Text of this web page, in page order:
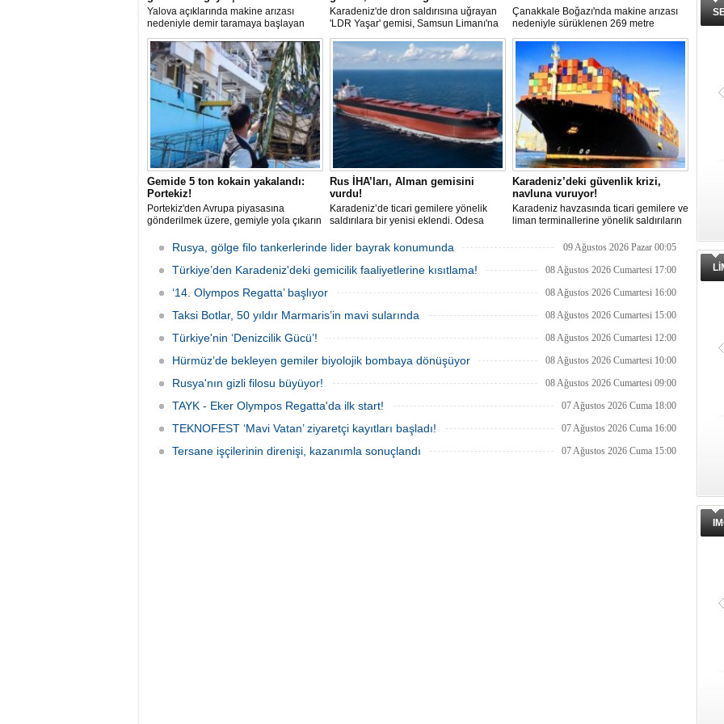
Yalova açıklarında makine arızası
nedeniyle demir taramaya başlayan
tanker, römorkör eşliğinde güvenli
şekilde demirleme sahasına alındı.
Karadeniz'de dron saldırısına uğrayan
'LDR Yaşar' gemisi, Samsun Limanı'na
güvenli bir şekilde ulaştı. Saldırıda can
kaybı yaşanmadı, ancak büyük çapta
maddi hasar oluştu.
Çanakkale Boğazı'nda makine arızası
nedeniyle sürüklenen 269 metre
uzunluğundaki 'REGAL 1' isimli tanker,
römorkörler yardımıyla Şevketiye Demir
Sahası'na çekilerek kurtarıldı.
Gemide 5 ton kokain yakalandı:
Portekiz!
Portekiz'den Avrupa piyasasına
gönderilmek üzere, gemiyle yola çıkarın
hava ve deniz kuvvetlerinin
operasyonuyla durduruldu. Operasyon
kapsamında, gemideki iki yabancı
gözaltına alındı.
Rus İHA’ları, Alman gemisini
vurdu!
Karadeniz’de ticari gemilere yönelik
saldırılara bir yenisi eklendi. Odesa
aldığı Alman işletmesindeki Emil
gemisinde yangın çıktı; teknik sistemler
durunca mürettebat tahliye edildi.
Karadeniz’deki güvenlik krizi,
navluna vuruyor!
Karadeniz havzasında ticari gemilere ve
liman terminallerine yönelik saldırıların
sekteye uğrattı. Risk artışıyla birlikte
bin doları aşarken, savaş sigortası
fiyatlarında yüzde 50’yi geçen
Rusya, gölge filo tankerlerinde lider bayrak konumunda 09 Ağustos 2026 Pazar 00:05
Türkiye’den Karadeniz'deki gemicilik faaliyetlerine kısıtlama! 08 Ağustos 2026 Cumartesi 17:00
‘14. Olympos Regatta’ başlıyor 08 Ağustos 2026 Cumartesi 16:00
Taksi Botlar, 50 yıldır Marmaris’in mavi sularında 08 Ağustos 2026 Cumartesi 15:00
Türkiye'nin ‘Denizcilik Gücü’! 08 Ağustos 2026 Cumartesi 12:00
Hürmüz’de bekleyen gemiler biyolojik bombaya dönüşüyor 08 Ağustos 2026 Cumartesi 10:00
Rusya'nın gizli filosu büyüyor! 08 Ağustos 2026 Cumartesi 09:00
TAYK - Eker Olympos Regatta'da ilk start! 07 Ağustos 2026 Cuma 18:00
TEKNOFEST ‘Mavi Vatan’ ziyaretçi kayıtları başladı! 07 Ağustos 2026 Cuma 16:00
Tersane işçilerinin direnişi, kazanımla sonuçlandı 07 Ağustos 2026 Cuma 15:00